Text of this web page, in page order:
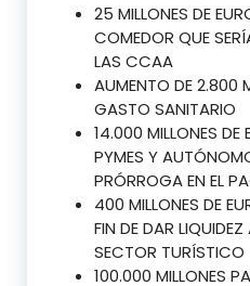
25 MILLONES DE
COMEDOR QUE
LAS CCAA
AUMENTO DE 2.800
GASTO SANITARIO
14.000 MILLONES DE
PYMES Y
PRÓRROGA EN EL
400 MILLONES DE
FIN DE DAR
SECTOR TURÍSTICO
100.000 MILLONES